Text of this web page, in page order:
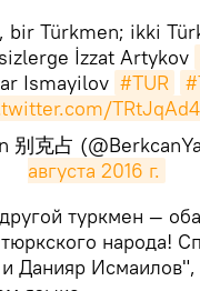
bir Türkmen; ikki
İzzat Artykov
Ismayilov #TUR
别克占
августа 2016 г.
туркмен — оба
народа!
Данияр